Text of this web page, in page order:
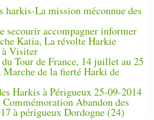
harkis-La mission méconnue des
secourir accompagner informer
Katia, La révolte Harkie
Visiter
Tour de France, 14 juillet au 25
Marche de la fierté Harki de
Harkis à Périgueux 25-09-2014
Abandon des
à périgueux Dordogne (24)